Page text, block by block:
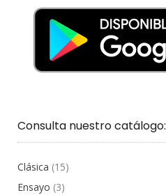
Consulta nuestro catálogo:
Clásica (15)
Ensayo (3)